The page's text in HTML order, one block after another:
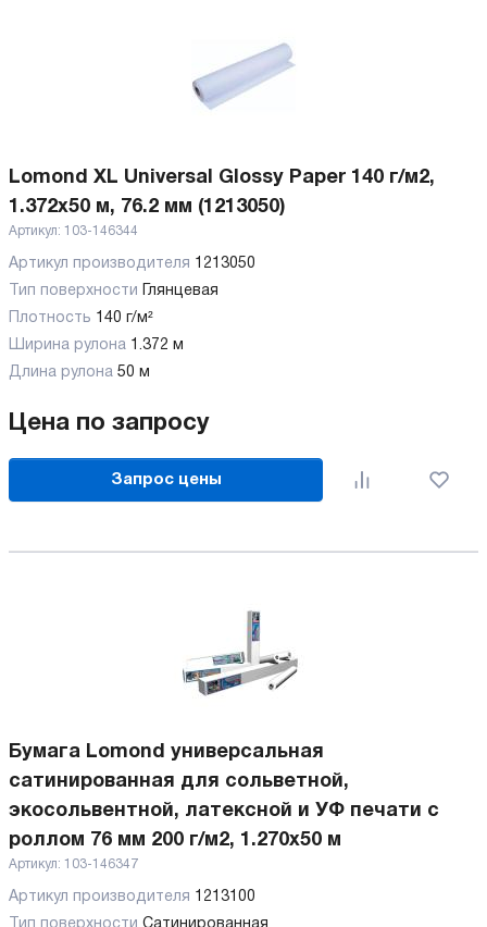
Lomond XL Universal Glossy Paper 140 г/м2,
1.372x50 м, 76.2 мм (1213050)
Артикул: 103-146344
Артикул производителя 1213050
Тип поверхности
Глянцевая
Плотность 140 г/м²
Ширина рулона 1.372 м
Длина рулона 50 м
Цена по запросу
Запрос цены
Бумага Lomond универсальная
сатинированная для сольветной,
экосольвентной, латексной и УФ печати с
роллом 76 мм 200 г/м2, 1.270х50 м
Артикул: 103-146347
Артикул производителя 1213100